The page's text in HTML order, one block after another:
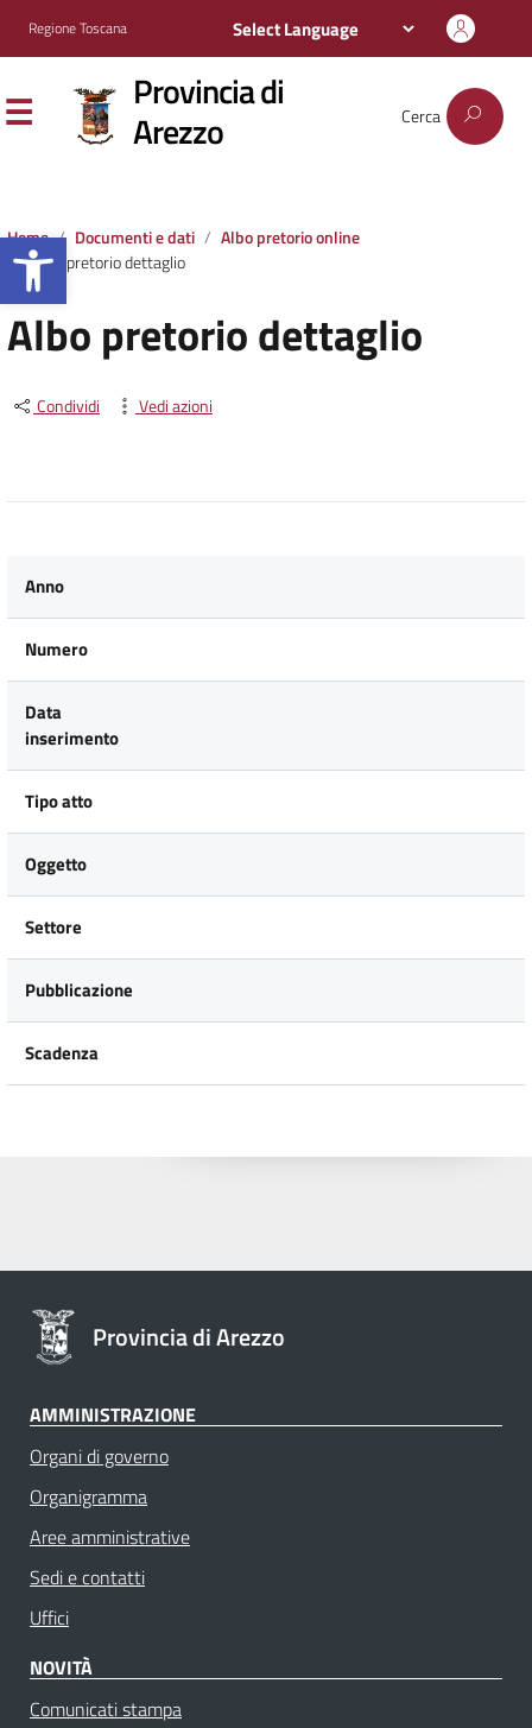
Apri la barra degli strumenti
Regione Toscana
Provincia di
Arezzo Cerca
Home Documenti e dati
Albo pretorio online
Albo pretorio dettaglio
Albo pretorio dettaglio
Condividi Vedi azioni
Anno
Numero
Data
inserimento
Tipo atto
Oggetto
Settore
Pubblicazione
Scadenza
Provincia di Arezzo
AMMINISTRAZIONE
Organi di governo
Organigramma
Aree amministrative
Sedi e contatti
Uffici
NOVITÀ
Comunicati stampa